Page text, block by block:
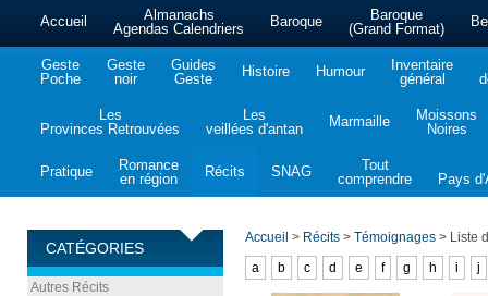
Accueil
Almanachs
Agendas Calendriers
Baroque
Baroque
(Grand Format)
Geste
Poche
Geste
noir
Guides
Geste
Histoire Humour
Inventaire
général
Les
Provinces Retrouvées
Les
veillées d'antan
Marmaille
Moissons
Noires
Pratique
Romance
en région
Récits SNAG
Tout
comprendre
Pays
CATÉGORIES
Autres Récits
Accueil > Récits > Témoignages > Liste
a
b c d e f g h i j